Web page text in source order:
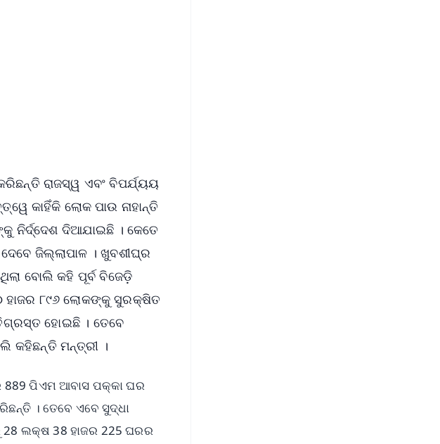
ରାଜସ୍ୱ ଏବଂ ବିପର୍ଯ୍ୟୟ
କାହିଁକି ଲୋକ ପାଉ ନାହାନ୍ତି
ନିର୍ଦ୍ଦେଶ ଦିଆଯାଇଛି । କେତେ
ଜିଲ୍ଲାପାଳ । ଖୁବଶୀଘ୍ର
ବୋଲି କହି ପୂର୍ବ ବିଜେଡ଼ି
ହାଜର ୮୯୬ ଲୋକଙ୍କୁ ସୁରକ୍ଷିତ
ହୋଇଛି । ତେବେ
କହିଛନ୍ତି ମନ୍ତ୍ରୀ ।
889 ପିଏମ ଆବାସ ପକ୍କା ଘର
। ତେବେ ଏବେ ସୁଦ୍ଧା
ଲକ୍ଷ 38 ହାଜର 225 ଘରର